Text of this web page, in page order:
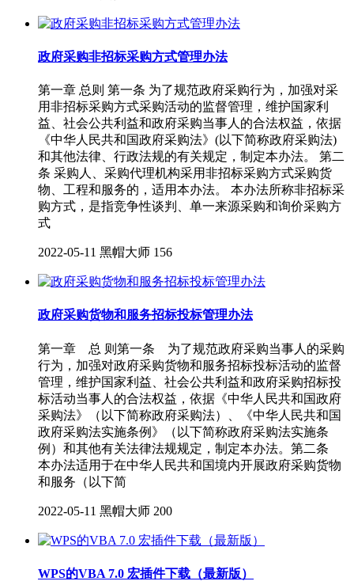
政府采购非招标采购方式管理办法
第一章 总则 第一条 为了规范政府采购行为，加强对采
用非招标采购方式采购活动的监督管理，维护国家利
益、社会公共利益和政府采购当事人的合法权益，依据
《中华人民共和国政府采购法》(以下简称政府采购法)
和其他法律、行政法规的有关规定，制定本办法。 第二
条 采购人、采购代理机构采用非招标采购方式采购货
物、工程和服务的，适用本办法。 本办法所称非招标采
购方式，是指竞争性谈判、单一来源采购和询价采购方
式
2022-05-11 黑帽大师 156
政府采购货物和服务招标投标管理办法
第一章 总 则第一条 为了规范政府采购当事人的采购
行为，加强对政府采购货物和服务招标投标活动的监督
管理，维护国家利益、社会公共利益和政府采购招标投
标活动当事人的合法权益，依据《中华人民共和国政府
采购法》（以下简称政府采购法）、《中华人民共和国
政府采购法实施条例》（以下简称政府采购法实施条
例）和其他有关法律法规规定，制定本办法。第二条
本办法适用于在中华人民共和国境内开展政府采购货物
和服务（以下简
2022-05-11 黑帽大师 200
WPS的VBA 7.0 宏插件下载（最新版）